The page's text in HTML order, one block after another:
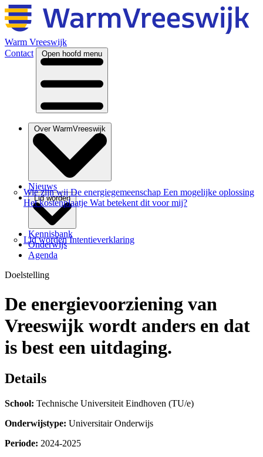
Warm Vreeswijk
Contact
Open hoofd menu
Over WarmVreeswijk
Wie zijn wijDe energiegemeenschap Een mogelijke oplossing
Het kostenplaatje Wat betekent dit voor mij?
Nieuws
Lid worden
Lid wordenIntentieverklaring
Kennisbank
Onderwijs
Agenda
Doelstelling
De energievoorziening van
Vreeswijk wordt anders en dat
is best een uitdaging.
Details
School: Technische Universiteit Eindhoven (TU/e)
Onderwijstype: Universitair Onderwijs
Periode: 2024-2025